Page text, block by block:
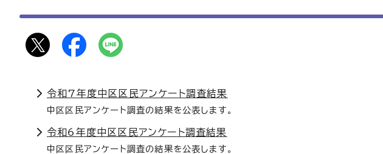
令和7年度中区区民アンケート調査結果
中区区民アンケート調査の結果を公表します。
令和6年度中区区民アンケート調査結果
中区区民アンケート調査の結果を公表します。